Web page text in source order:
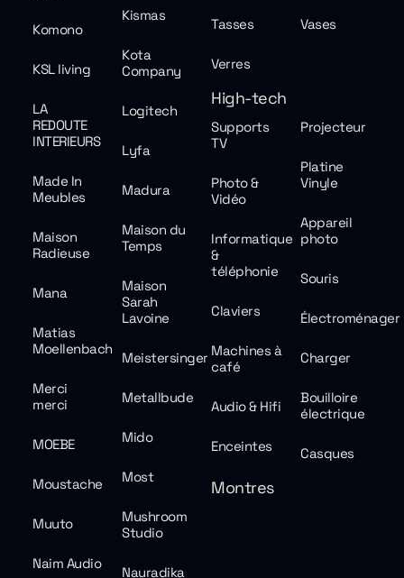
Kismas
Komono
Kota
Company
KSL living
LA
REDOUTE
INTERIEURS
Logitech
Lyfa
Made In
Meubles
Madura
Maison du
Temps
Maison
Radieuse
Maison
Sarah
Lavoine
Mana
Matias
Moellenbach
Meistersinger
Merci
merci
Metallbude
Mido
MOEBE
Most
Moustache
Mushroom
Studio
Muuto
Naim Audio
Nauradika
Tasses Vases
Verres
High-tech
Supports
TV
Projecteur
Platine
Vinyle
Photo &
Vidéo
Appareil
photo
Informatique
&
téléphonie
Souris
Claviers
Électroménager
Machines à
café
Charger
Bouilloire
électrique
Audio & Hifi
Enceintes Casques
Montres